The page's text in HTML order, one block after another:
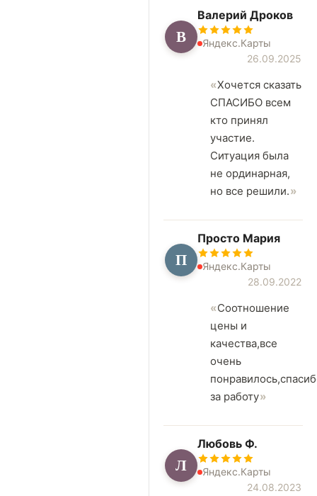
В
Валерий Дроков
Яндекс.Карты
26.09.2025
Хочется сказать
СПАСИБО всем
кто принял
участие.
Ситуация была
не ординарная,
но все решили.
П
Просто Мария
Яндекс.Карты
28.09.2022
Соотношение
цены и
качества,все
очень
за работу
Л
Любовь Ф.
Яндекс.Карты
24.08.2023